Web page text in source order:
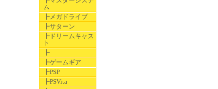
ム
┣メガドライブ
┣サターン
┣ドリームキャス
ト
┣
┣ゲームギア
┣PSP
┣PSVita